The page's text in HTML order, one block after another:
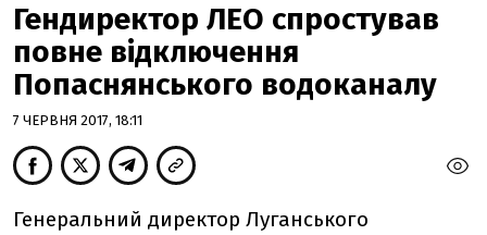
Гендиректор ЛЕО спростував
повне відключення
Попаснянського водоканалу
7 ЧЕРВНЯ 2017, 18:11
Генеральний директор Луганського